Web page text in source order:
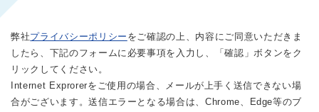
弊社プライバシーポリシー をご確認の上、内容にご同意いただきま
したら、下記のフォームに必要事項を入力し、「確認」ボタンをク
リックしてください。
Internet Exprorerをご使用の場合、メールが上手く送信できない場
合がございます。送信エラーとなる場合は、Chrome、Edge等のブ